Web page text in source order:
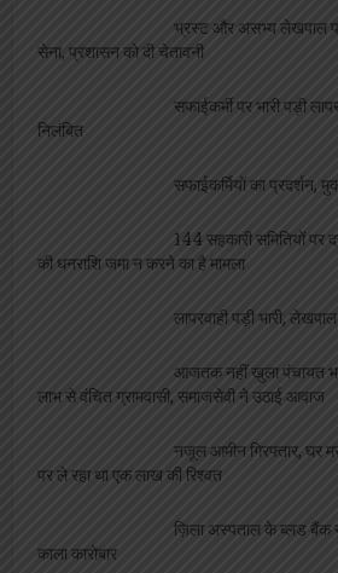
भ्रस्ट और असभ्य लेखपाल
सेना, प्रशासन को दी चेतावनी
सफाईकर्मी पर भारी पड़ी
निलंबित
सफाईकर्मियों का प्रदर्शन,
144 सहकारी समितियों पर
की धनराशि जमा न करने का है मामला
लापरवाही पड़ी भारी,
आजतक नहीं खुला पंचायत
लाभ से वंचित ग्रामवासी, समाजसेवी ने उठाई आवाज
नजूल आमीन गिरफ्तार, घर
पर ले रहा था एक लाख की रिश्वत
ज़िला अस्पताल के ब्लड बैंक
काला कारोबार